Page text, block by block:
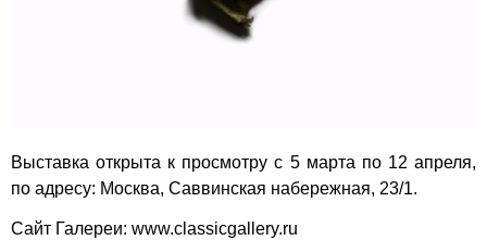
Выставка открыта к просмотру с 5 марта по 12 апреля,
по адресу: Москва, Саввинская набережная, 23/1.
Сайт Галереи: www.classicgallery.ru